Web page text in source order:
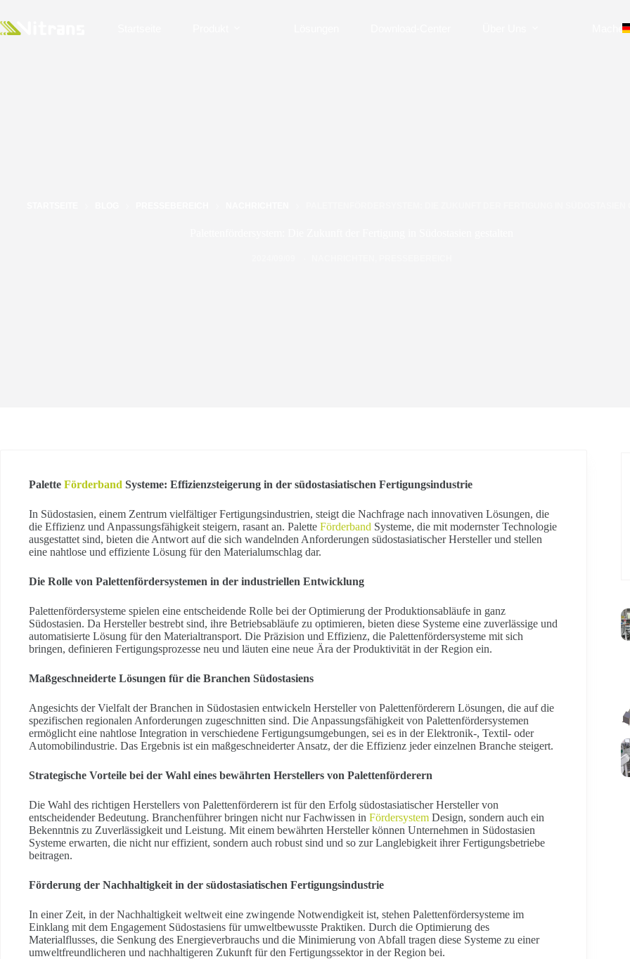
Palette Förderband Systeme: Effizienzsteigerung in der südostasiatischen Fertigungsindustrie
In Südostasien, einem Zentrum vielfältiger Fertigungsindustrien, steigt die Nachfrage nach innovativen Lösungen, die
die Effizienz und Anpassungsfähigkeit steigern, rasant an. Palette Förderband Systeme, die mit modernster Technologie
ausgestattet sind, bieten die Antwort auf die sich wandelnden Anforderungen südostasiatischer Hersteller und stellen
eine nahtlose und effiziente Lösung für den Materialumschlag dar.
Die Rolle von Palettenfördersystemen in der industriellen Entwicklung
Palettenfördersysteme spielen eine entscheidende Rolle bei der Optimierung der Produktionsabläufe in ganz
Südostasien. Da Hersteller bestrebt sind, ihre Betriebsabläufe zu optimieren, bieten diese Systeme eine zuverlässige und
automatisierte Lösung für den Materialtransport. Die Präzision und Effizienz, die Palettenfördersysteme mit sich
bringen, definieren Fertigungsprozesse neu und läuten eine neue Ära der Produktivität in der Region ein.
Maßgeschneiderte Lösungen für die Branchen Südostasiens
Angesichts der Vielfalt der Branchen in Südostasien entwickeln Hersteller von Palettenförderern Lösungen, die auf die
spezifischen regionalen Anforderungen zugeschnitten sind. Die Anpassungsfähigkeit von Palettenfördersystemen
ermöglicht eine nahtlose Integration in verschiedene Fertigungsumgebungen, sei es in der Elektronik-, Textil- oder
Automobilindustrie. Das Ergebnis ist ein maßgeschneiderter Ansatz, der die Effizienz jeder einzelnen Branche steigert.
Strategische Vorteile bei der Wahl eines bewährten Herstellers von Palettenförderern
Die Wahl des richtigen Herstellers von Palettenförderern ist für den Erfolg südostasiatischer Hersteller von
entscheidender Bedeutung. Branchenführer bringen nicht nur Fachwissen in Fördersystem Design, sondern auch ein
Bekenntnis zu Zuverlässigkeit und Leistung. Mit einem bewährten Hersteller können Unternehmen in Südostasien
Systeme erwarten, die nicht nur effizient, sondern auch robust sind und so zur Langlebigkeit ihrer Fertigungsbetriebe
beitragen.
Förderung der Nachhaltigkeit in der südostasiatischen Fertigungsindustrie
In einer Zeit, in der Nachhaltigkeit weltweit eine zwingende Notwendigkeit ist, stehen Palettenfördersysteme im
Einklang mit dem Engagement Südostasiens für umweltbewusste Praktiken. Durch die Optimierung des
Materialflusses, die Senkung des Energieverbrauchs und die Minimierung von Abfall tragen diese Systeme zu einer
umweltfreundlicheren und nachhaltigeren Zukunft für den Fertigungssektor in der Region bei.